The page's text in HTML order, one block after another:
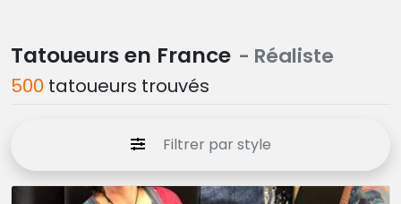
Tatoueurs en France - Réaliste
500 tatoueurs trouvés
Filtrer par style